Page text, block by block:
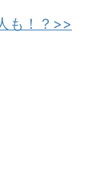
も！？>>